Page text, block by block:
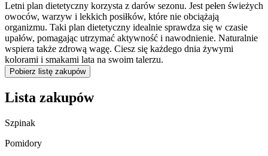
Letni plan dietetyczny korzysta z darów sezonu. Jest pełen świeżych
owoców, warzyw i lekkich posiłków, które nie obciążają
organizmu. Taki plan dietetyczny idealnie sprawdza się w czasie
upałów, pomagając utrzymać aktywność i nawodnienie. Naturalnie
wspiera także zdrową wagę. Ciesz się każdego dnia żywymi
kolorami i smakami lata na swoim talerzu.
Pobierz listę zakupów
Lista zakupów
Szpinak
Pomidory